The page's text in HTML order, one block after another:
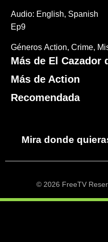
Audio: English, Spanish
Ep9
Géneros Action Crime
Más de El Cazador
Más de Action
Recomendada
Mira donde
© 2026 FreeTV